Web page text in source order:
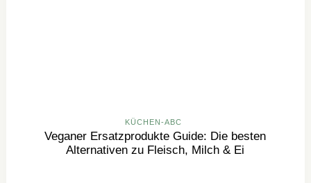
KÜCHEN-ABC
Veganer Ersatzprodukte Guide: Die besten
Alternativen zu Fleisch, Milch & Ei